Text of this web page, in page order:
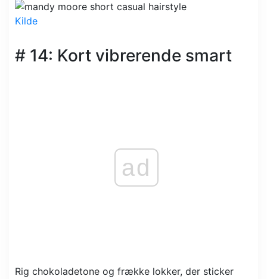
Kilde
# 14: Kort vibrerende smart
ad
Rig chokoladetone og frække lokker, der sticker